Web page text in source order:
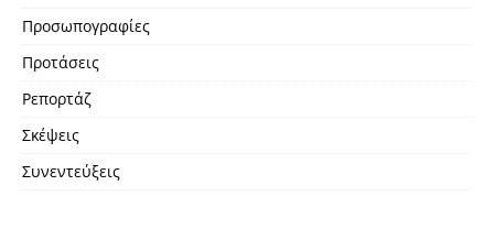
Προσωπογραφίες
Προτάσεις
Ρεπορτάζ
Σκέψεις
Συνεντεύξεις